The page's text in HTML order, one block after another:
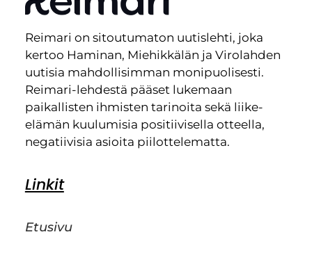
Reimari on sitoutumaton uutislehti, joka
kertoo Haminan, Miehikkälän ja Virolahden
uutisia mahdollisimman monipuolisesti.
Reimari-lehdestä pääset lukemaan
paikallisten ihmisten tarinoita sekä liike-
elämän kuulumisia positiivisella otteella,
negatiivisia asioita piilottelematta.
Linkit
Etusivu